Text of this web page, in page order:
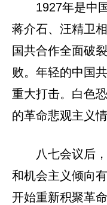
1927年是中
蒋介石、汪精卫
国共合作全面破
败。年轻的中国
重大打击。白色
的革命悲观主义
八七会议后
和机会主义倾向
开始重新积聚革